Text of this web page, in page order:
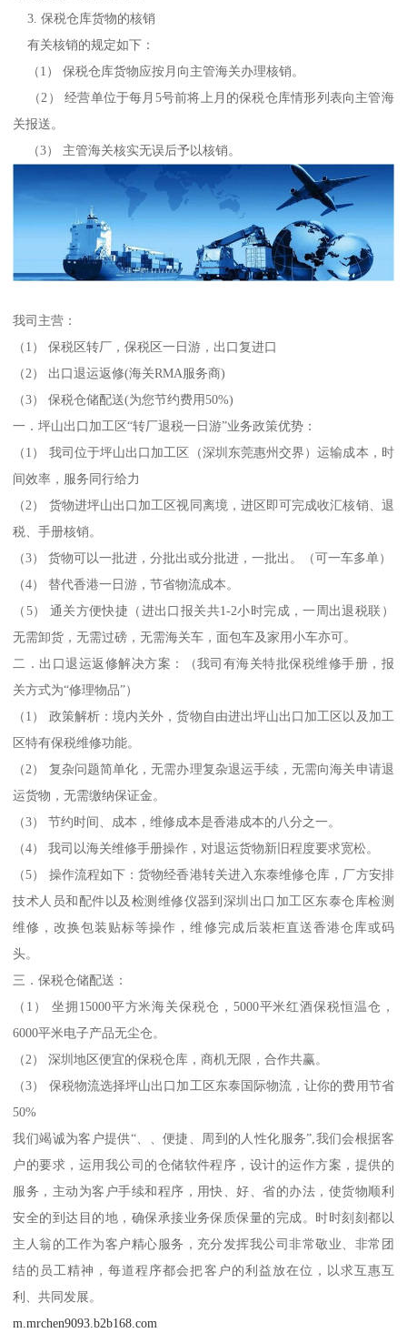
3. 保税仓库货物的核销
有关核销的规定如下：
（1） 保税仓库货物应按月向主管海关办理核销。
（2） 经营单位于每月5号前将上月的保税仓库情形列表向主管海
关报送。
（3） 主管海关核实无误后予以核销。
我司主营：
（1） 保税区转厂，保税区一日游，出口复进口
（2） 出口退运返修(海关RMA服务商)
（3） 保税仓储配送(为您节约费用50%)
一．坪山出口加工区“转厂退税一日游”业务政策优势：
（1） 我司位于坪山出口加工区（深圳东莞惠州交界）运输成本，时
间效率，服务同行给力
（2） 货物进坪山出口加工区视同离境，进区即可完成收汇核销、退
税、手册核销。
（3） 货物可以一批进，分批出或分批进，一批出。（可一车多单）
（4） 替代香港一日游，节省物流成本。
（5） 通关方便快捷（进出口报关共1-2小时完成，一周出退税联）
无需卸货，无需过磅，无需海关车，面包车及家用小车亦可。
二．出口退运返修解决方案：（我司有海关特批保税维修手册，报
关方式为“修理物品”）
（1） 政策解析：境内关外，货物自由进出坪山出口加工区以及加工
区特有保税维修功能。
（2） 复杂问题简单化，无需办理复杂退运手续，无需向海关申请退
运货物，无需缴纳保证金。
（3） 节约时间、成本，维修成本是香港成本的八分之一。
（4） 我司以海关维修手册操作，对退运货物新旧程度要求宽松。
（5） 操作流程如下：货物经香港转关进入东泰维修仓库，厂方安排
技术人员和配件以及检测维修仪器到深圳出口加工区东泰仓库检测
维修，改换包装贴标等操作，维修完成后装柜直送香港仓库或码
头。
三．保税仓储配送：
（1） 坐拥15000平方米海关保税仓，5000平米红酒保税恒温仓，
6000平米电子产品无尘仓。
（2） 深圳地区便宜的保税仓库，商机无限，合作共赢。
（3） 保税物流选择坪山出口加工区东泰国际物流，让你的费用节省
50%
我们竭诚为客户提供“、、便捷、周到的人性化服务”,我们会根据客
户的要求，运用我公司的仓储软件程序，设计的运作方案，提供的
服务，主动为客户手续和程序，用快、好、省的办法，使货物顺利
安全的到达目的地，确保承接业务保质保量的完成。时时刻刻都以
主人翁的工作为客户精心服务，充分发挥我公司非常敬业、非常团
结的员工精神，每道程序都会把客户的利益放在位，以求互惠互
利、共同发展。
m.mrchen9093.b2b168.com